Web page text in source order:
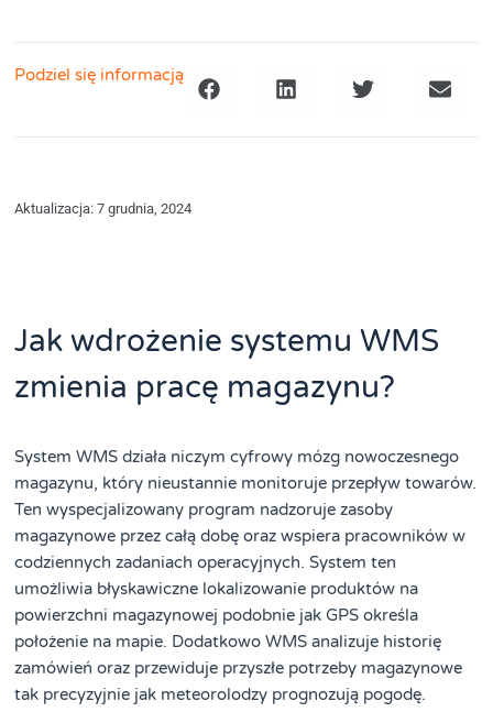
Podziel się informacją
Aktualizacja: 7 grudnia, 2024
Jak wdrożenie systemu WMS
zmienia pracę magazynu?
System WMS działa niczym cyfrowy mózg nowoczesnego
magazynu, który nieustannie monitoruje przepływ towarów.
Ten wyspecjalizowany program nadzoruje zasoby
magazynowe przez całą dobę oraz wspiera pracowników w
codziennych zadaniach operacyjnych. System ten
umożliwia błyskawiczne lokalizowanie produktów na
powierzchni magazynowej podobnie jak GPS określa
położenie na mapie. Dodatkowo WMS analizuje historię
zamówień oraz przewiduje przyszłe potrzeby magazynowe
tak precyzyjnie jak meteorolodzy prognozują pogodę.